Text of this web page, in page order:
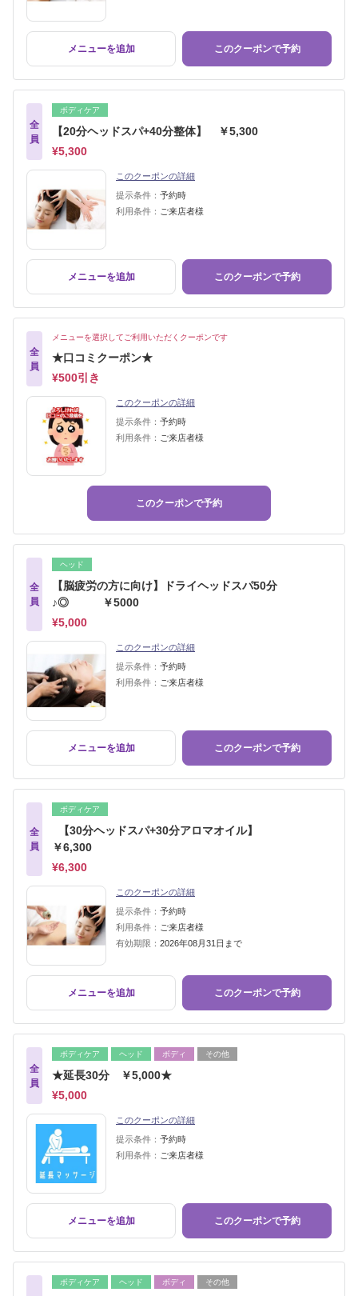
メニューを追加 このクーポンで予約
全
員
ボディケア
【20分ヘッドスパ+40分整体】 ￥5,300
¥5,300
このクーポンの詳細
提示条件： 予約時
利用条件： ご来店者様
メニューを追加 このクーポンで予約
全
員
メニューを選択してご利用いただくクーポンです
★口コミクーポン★
¥500引き
このクーポンの詳細
提示条件： 予約時
利用条件： ご来店者様
このクーポンで予約
全
員
ヘッド
【脳疲労の方に向け】ドライヘッドスパ50分
♪◎ ￥5000
¥5,000
このクーポンの詳細
提示条件： 予約時
利用条件： ご来店者様
メニューを追加 このクーポンで予約
全
員
ボディケア
【30分ヘッドスパ+30分アロマオイル】
￥6,300
¥6,300
このクーポンの詳細
提示条件： 予約時
利用条件： ご来店者様
有効期限： 2026年08月31日まで
メニューを追加 このクーポンで予約
全
員
ボディケア ヘッド ボディ その他
★延長30分 ￥5,000★
¥5,000
このクーポンの詳細
提示条件： 予約時
利用条件： ご来店者様
メニューを追加 このクーポンで予約
ボディケア ヘッド ボディ その他